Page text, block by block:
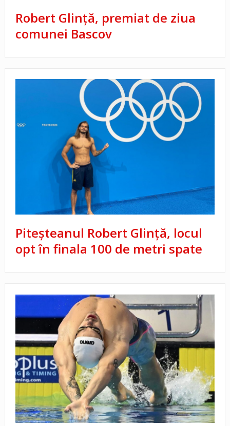
Robert Glință, premiat de ziua
comunei Bascov
Piteșteanul Robert Glință, locul
opt în finala 100 de metri spate